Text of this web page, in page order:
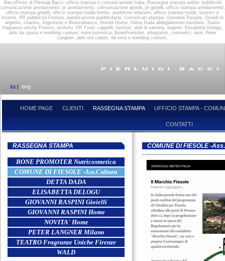
BacciPress di Pierluigi Bacci, ufficio stampa e comunicazione Italia, Rassegna stampa online: pubblicità
comunicazione arredamento, pr arredamento, comunicazione gioielli, pr gioielli, ufficio stampa arredamento,
ufficio stampa gioielli, ufficio stampa moda bimbo, pubbliche relazioni, ufficio stampa moda, turismo e
mostre, PR pubblicità Firenze, pianificazione pubblicitaria, comunicati stampa; Giovanni Raspini, Gioielli in
argento, charms, Argenterie e Bronzobianco, Novità Home, Detta Dada abbigliamento bambino, Teatro
fragranze uniche Firenze, profumi; PR Food; cappelli; fashion; abili di sartoria, lingerie; Elisabetta Delogu,
abiti da sposa e wedding couture; nutricosmetica, BonePromoter, integratori, cosmetici, skin; Peter
Langner, abiti red carpet, da sera e wedding couture;
ita | eng
HOME PAGE CLIENTI RASSEGNA STAMPA UFFICIO STAMPA -
CONTATTI
RASSEGNA STAMPA
BONE PROMOTER Nutricosmetica
COMUNE DI FIESOLE -Ass.Cultura
DETTA DADA
ELISABETTA DELOGU
GIOVANNI RASPINI Gioielli
GIOVANNI RASPINI Home
NOVITA' Home
PETER LANGNER Milano
TEATRO Fragranze Uniche Firenze
WALD
COMUNE DI FIESOLE -